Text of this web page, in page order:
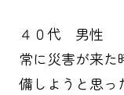
４０代 男性
常に災害が来た
備しようと思っ